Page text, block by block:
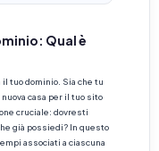
Qual è
tuo dominio. Sia che tu
casa per il tuo sito
cruciale: dovresti
già possiedi? In questo
associati a ciascuna